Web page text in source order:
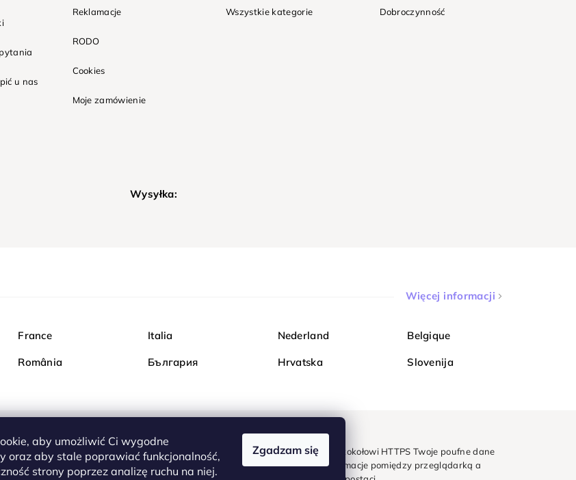
aby umożliwić Ci wygodne
oraz aby stale poprawiać funkcjonalność,
strony poprzez analizę ruchu na niej.
Zgadzam się
u nas
Reklamacje
RODO
Cookies
Moje zamówienie
Wszystkie kategorie Dobroczynność
Wysyłka:
Więcej informacji
France Italia Nederland Belgique
România България Hrvatska Slovenija
Kupuj bezpiecznie w Diamondi. Dzięki protokołowi HTTPS Twoje poufne dane
są całkowicie bezpieczne - wszystkie informacje pomiędzy przeglądarką a